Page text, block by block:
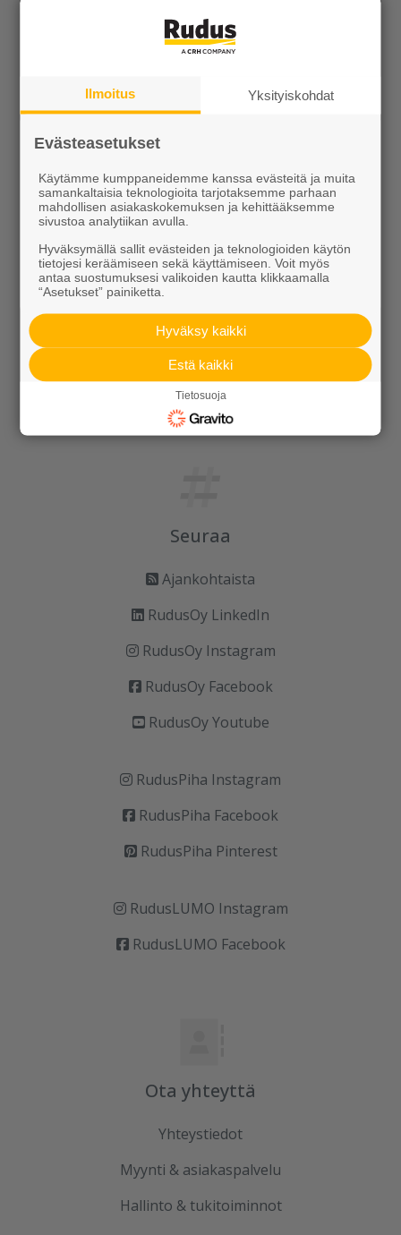
Kotipolku
Kotipolku blogi
Tutustu meihin
Ura Ruduksella
Palvelut
Meistä
Vastuullisuus
Seuraa
Ajankohtaista
RudusOy LinkedIn
RudusOy Instagram
RudusOy Facebook
RudusOy Youtube
RudusPiha Instagram
RudusPiha Facebook
RudusPiha Pinterest
RudusLUMO Instagram
RudusLUMO Facebook
Ota yhteyttä
Yhteystiedot
Myynti & asiakaspalvelu
Hallinto & tukitoiminnot
Ilmoitus Yksityiskohdat
Evästeasetukset
Käytämme kumppaneidemme kanssa evästeitä ja muita
samankaltaisia teknologioita tarjotaksemme parhaan
mahdollisen asiakaskokemuksen ja kehittääksemme
sivustoa analytiikan avulla.
Hyväksymällä sallit evästeiden ja teknologioiden käytön
tietojesi keräämiseen sekä käyttämiseen. Voit myös
antaa suostumuksesi valikoiden kautta klikkaamalla
“Asetukset” painiketta.
Hyväksy kaikki
Estä kaikki
Tietosuoja